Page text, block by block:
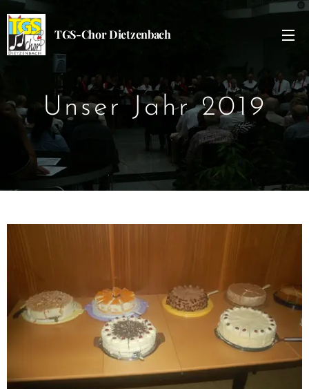
TGS-Chor Dietzenbach
Unser Jahr 2019